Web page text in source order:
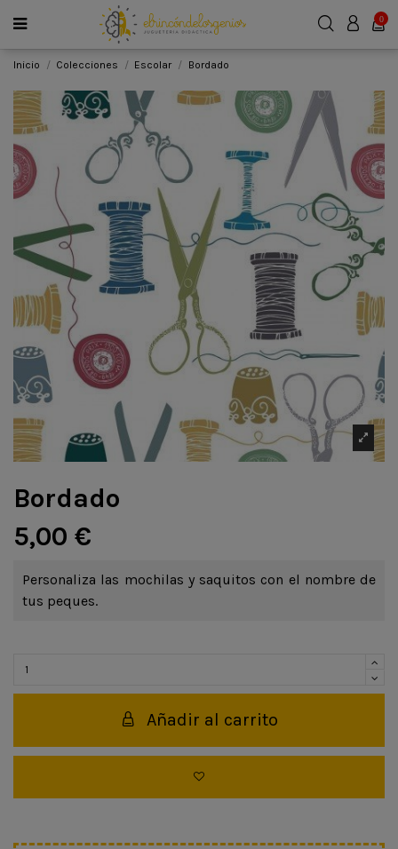
0
Inicio Colecciones Escolar Bordado
Bordado
5,00 €
Personaliza las mochilas y saquitos con el nombre de
tus peques.
Añadir al carrito